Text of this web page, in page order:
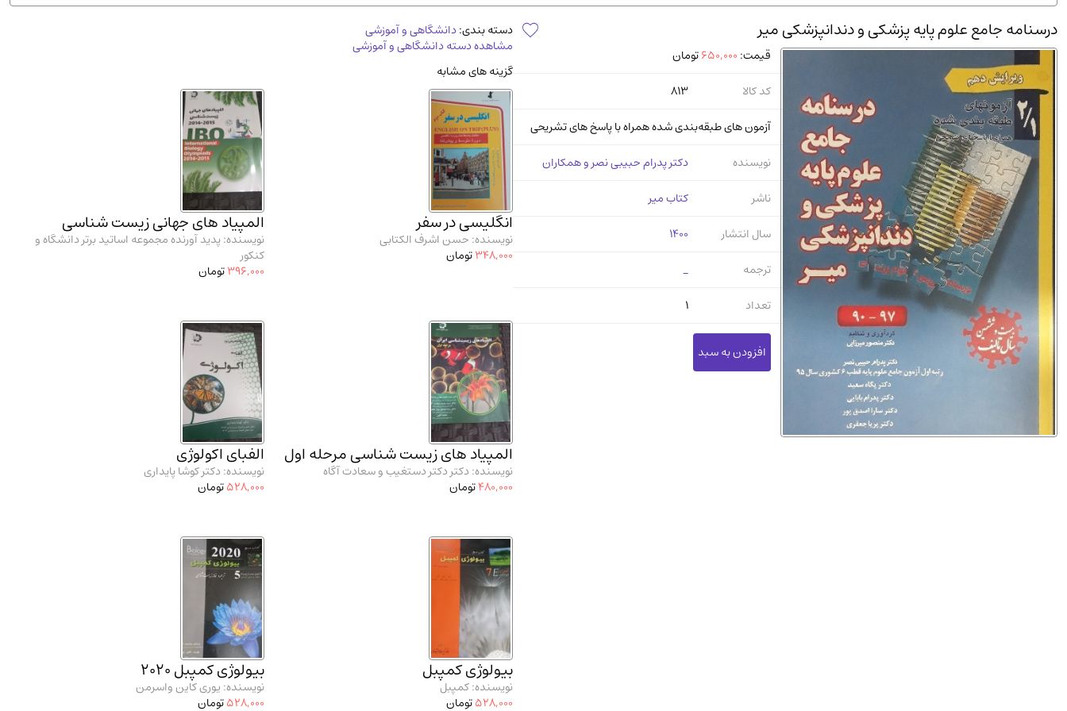
دانشگاه پیامـ نور
درسنامه جامع علوم پایه پزشکی و دندانپزشکی میر
قیمت: 650,000تومان
کد کالا
813
آزمون‌ های طبقه‌بندی شده همراه با پاسخ‌ های تشریحی
نویسنده
دکتر پدرام حبیبی نصر و همکاران
ناشر
کتاب میر
سال انتشار
1400
ترجمه
_
تعداد
1
دسته بندی:دانشگاهی و آموزشی
مشاهده دسته دانشگاهی و آموزشی
گزینه های مشابه
انگلیسی در سفر
نویسنده: حسن اشرف الکتابی
348,000تومان
المپیاد های جهانی زیست شناسی
نویسنده: پدید آورنده مجموعه اساتید برتر دانشگاه و
کنکور
396,000تومان
المپیاد های زیست شناسی مرحله اول
نویسنده: دکتر دکتر دستغیب و سعادت آگاه
480,000تومان
الفبای اکولوژی
نویسنده: دکتر کوشا پایداری
528,000تومان
بیولوژی کمپبل
نویسنده: کمپبل
528,000تومان
بیولوژی کمپبل 2020
نویسنده: یوری کاین واسرمن
528,000تومان